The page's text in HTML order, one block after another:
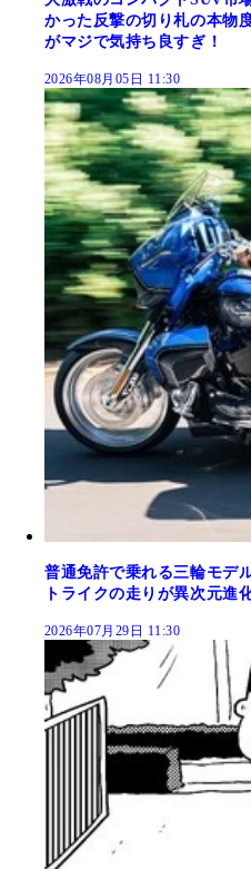
かった反撃の切り札の本物
がマジで気持ち良すぎ！
2026年08月05日 11:30
普通免許で乗れる三輪モデ
トライクの走りが異次元進
2026年07月29日 11:30